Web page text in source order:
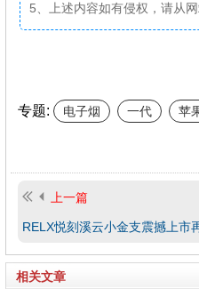
5、上述内容如有侵权，请从
专题: 电子烟 一代 苹
上一篇
RELX悦刻溪云小金支震撼上市
相关文章